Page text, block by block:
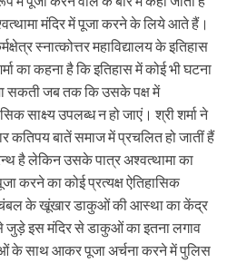
मंदिर में पूजा करने के लिये आते हैं।
स्नात्कोत्तर महाविद्यालय के इतिहास
का कहना है कि इतिहास में कोई भी घटना
सकती जब तक कि उसके पक्ष में
साक्ष्य उपलब्ध न हो जाएं। श्री शर्मा ने
बातें समाज में प्रचलित हो जातीं हैं
है लेकिन उसके पात्र अश्वत्थामा का
करने का कोई प्रत्यक्ष ऐतिहासिक
चंबल के खूंखार डाकुओं की आस्था का केंद्र
जुड़े इस मंदिर से डाकुओं का इतना लगाव
के साथ आकर पूजा अर्चना करने में पुलिस